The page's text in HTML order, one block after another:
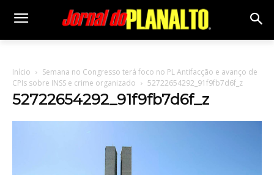
Início
Semana no Congresso terá foco no PL Antifacção e avanço de
CPIs sobre INSS e crime organizado
52722654292_91f9fb7d6f_z
52722654292_91f9fb7d6f_z